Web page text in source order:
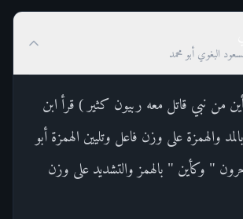
البغوي أبو محمد
من نبي قاتل معه ربيون كثير ) قرأ ابن
والهمزة على وزن فاعل وتليين الهمزة أبو
" وكأين " بالهمز والتشديد على وزن